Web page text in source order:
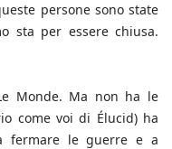
persone sono state
sta per essere chiusa.
Monde. Ma non ha le
come voi di Élucid) ha
fermare le guerre e a